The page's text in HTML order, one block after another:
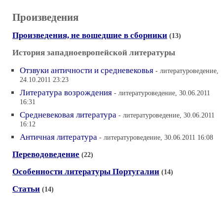
Произведения
Произведения, не вошедшие в сборники (13)
История западноевропейской литературы
Отзвуки античности и средневековья - литературоведение,
24.10.2011 23:23
Литература возрождения - литературоведение, 30.06.2011
16:31
Средневековая литература - литературоведение, 30.06.2011
16:12
Античная литература - литературоведение, 30.06.2011 16:08
Переводоведение (22)
Особенности литературы Португалии (14)
Статьи (14)